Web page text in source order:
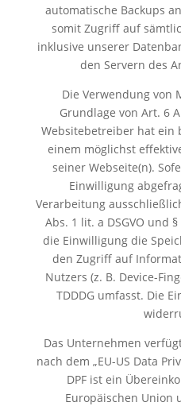
automatische Backups
somit Zugriff auf
inklusive unserer
den Servern des
Die Verwendung von
Grundlage von Art. 6
Websitebetreiber hat ein
einem möglichst
seiner Webseite(n).
Einwilligung
Verarbeitung
Abs. 1 lit. a DSGVO und
die Einwilligung die
den Zugriff auf
Nutzers (z. B. Device-
TDDDG umfasst. Die
Das Unternehmen
nach dem „EU-US Data
DPF ist ein
Europäischen Union